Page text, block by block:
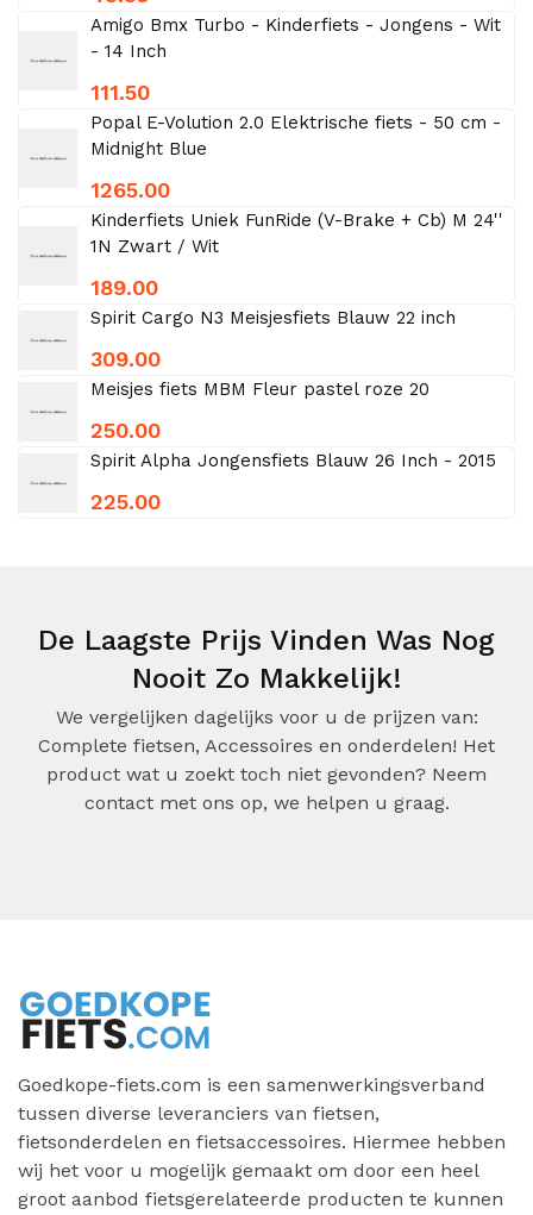
Amigo Bmx Turbo - Kinderfiets - Jongens - Wit
- 14 Inch
111.50
Popal E-Volution 2.0 Elektrische fiets - 50 cm -
Midnight Blue
1265.00
Kinderfiets Uniek FunRide (V-Brake + Cb) M 24''
1N Zwart / Wit
189.00
Spirit Cargo N3 Meisjesfiets Blauw 22 inch
309.00
Meisjes fiets MBM Fleur pastel roze 20
250.00
Spirit Alpha Jongensfiets Blauw 26 Inch - 2015
225.00
De Laagste Prijs Vinden Was Nog
Nooit Zo Makkelijk!
We vergelijken dagelijks voor u de prijzen van:
Complete fietsen, Accessoires en onderdelen! Het
product wat u zoekt toch niet gevonden? Neem
contact met ons op, we helpen u graag.
Goedkope-fiets.com is een samenwerkingsverband
tussen diverse leveranciers van fietsen,
fietsonderdelen en fietsaccessoires. Hiermee hebben
wij het voor u mogelijk gemaakt om door een heel
groot aanbod fietsgerelateerde producten te kunnen